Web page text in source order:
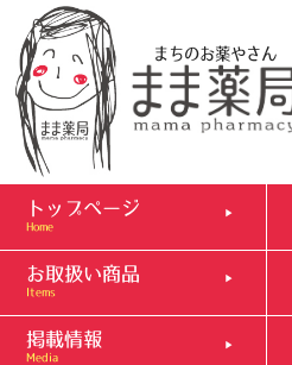
まちのお薬やさん
トップページ
Home
お取扱い商品
Items
掲載情報
Media